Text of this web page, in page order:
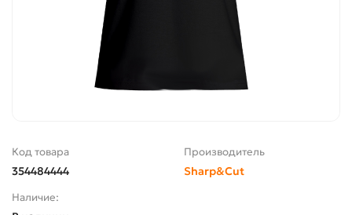
Код товара
354484444
Производитель
Sharp&Cut
Наличие: